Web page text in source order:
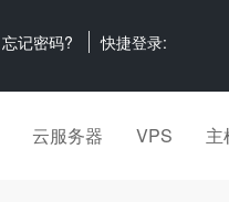
忘记密码? 快捷登录:
云服务器 VPS 主